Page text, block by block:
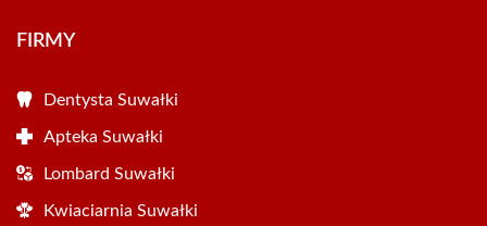
FIRMY
Dentysta Suwałki
Apteka Suwałki
Lombard Suwałki
Kwiaciarnia Suwałki